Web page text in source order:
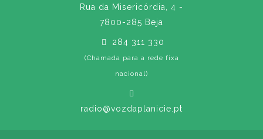
Rua da Misericórdia, 4 -
7800-285 Beja
284 311 330
(Chamada para a rede fixa
nacional)
radio@vozdaplanicie.pt